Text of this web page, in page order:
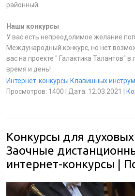
районный.
Наши конкурсы
У вас есть непреодолимое желание
Международный конкурс, но нет
вас на проекте " Галактика Талантов"
время и день!
Интернет-конкурсы Клавишных
Просмотров: 1400 Дата: 12.03.2021
Конкурсы для духовых
Заочные
интернет-конкурсы |